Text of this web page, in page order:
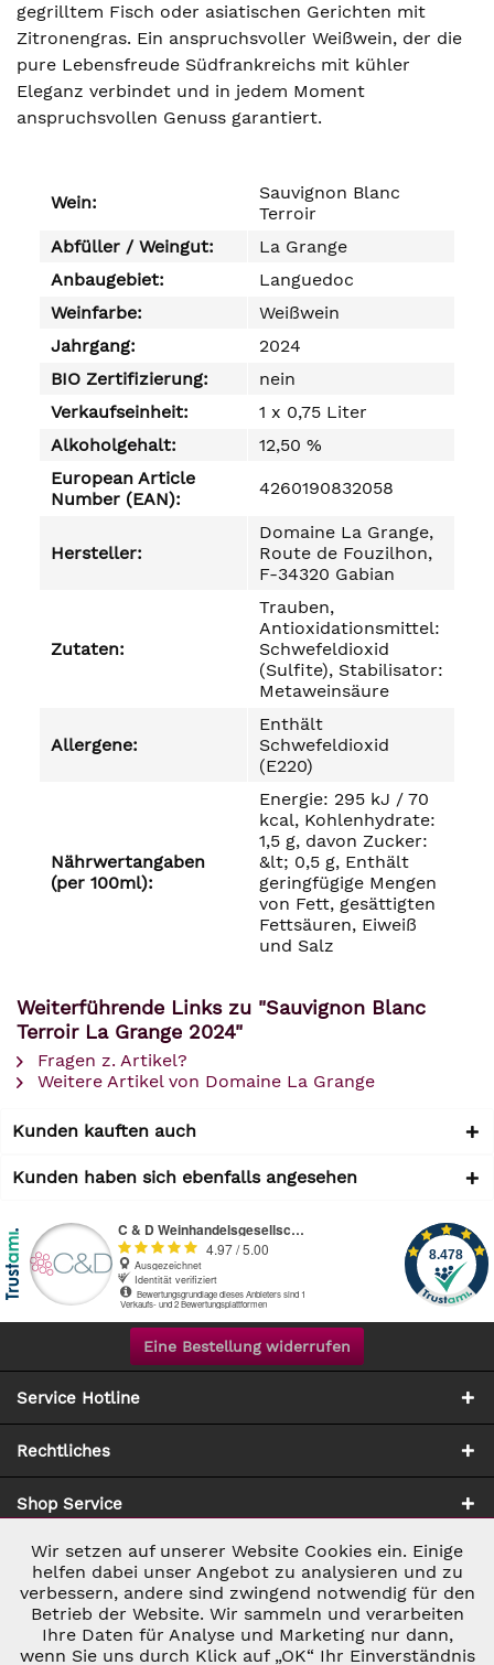
gegrilltem Fisch oder asiatischen Gerichten mit
Zitronengras. Ein anspruchsvoller Weißwein, der die
pure Lebensfreude Südfrankreichs mit kühler
Eleganz verbindet und in jedem Moment
anspruchsvollen Genuss garantiert.
Wein:
Sauvignon Blanc
Terroir
Abfüller / Weingut:
La Grange
Anbaugebiet:
Languedoc
Weinfarbe:
Weißwein
Jahrgang:
2024
BIO Zertifizierung:
nein
Verkaufseinheit:
1 x 0,75 Liter
Alkoholgehalt:
12,50 %
European Article
Number (EAN):
4260190832058
Hersteller:
Domaine La Grange,
Route de Fouzilhon,
F-34320 Gabian
Zutaten:
Trauben,
Antioxidationsmittel:
Schwefeldioxid
(Sulfite), Stabilisator:
Metaweinsäure
Allergene:
Enthält
Schwefeldioxid
(E220)
Nährwertangaben
(per 100ml):
Energie: 295 kJ / 70
kcal, Kohlenhydrate:
1,5 g, davon Zucker:
&lt; 0,5 g, Enthält
geringfügige Mengen
von Fett, gesättigten
Fettsäuren, Eiweiß
und Salz
Weiterführende Links zu "Sauvignon Blanc
Terroir La Grange 2024"
Fragen z. Artikel?
Weitere Artikel von Domaine La Grange
Kunden kauften auch
Kunden haben sich ebenfalls angesehen
Eine Bestellung widerrufen
Service Hotline
Rechtliches
Shop Service
Zahlung & Versand
Notwendig Aktiv
Marketing Inaktiv
Wir setzen auf unserer Website Cookies ein. Einige
helfen dabei unser Angebot zu analysieren und zu
verbessern, andere sind zwingend notwendig für den
Betrieb der Website. Wir sammeln und verarbeiten
Ihre Daten für Analyse und Marketing nur dann,
wenn Sie uns durch Klick auf „OK“ Ihr Einverständnis